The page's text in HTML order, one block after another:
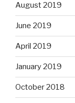
August 2019
June 2019
April 2019
January 2019
October 2018